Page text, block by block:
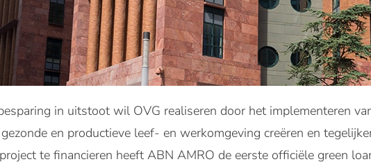
in uitstoot wil OVG realiseren door het implementeren
en productieve leef- en werkomgeving creëren en
te financieren heeft ABN AMRO de eerste officiële green